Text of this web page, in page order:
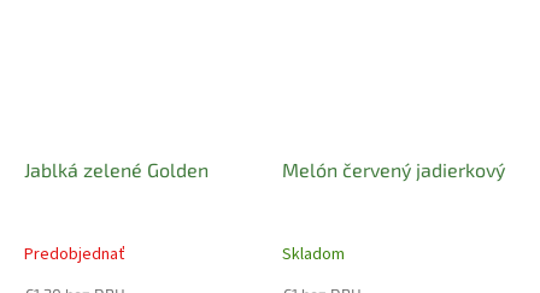
Jablká zelené Golden
Predobjednať
Melón červený jadierkový
Skladom